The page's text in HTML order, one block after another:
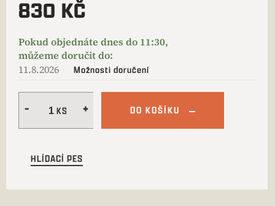
830 KČ
11.8.2026 Možnosti doručení
DO KOŠÍKU
HLÍDACÍ PES